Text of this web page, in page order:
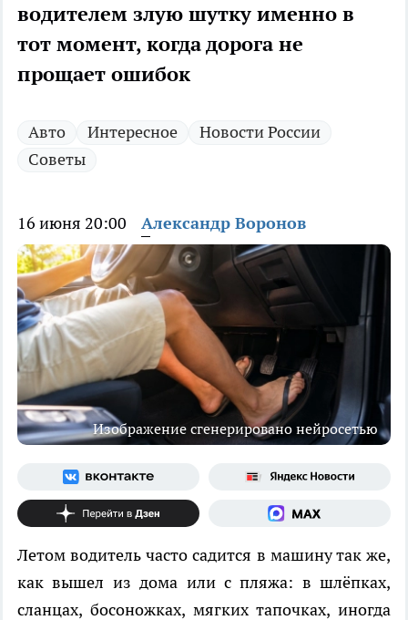
водителем злую шутку именно в
тот момент, когда дорога не
прощает ошибок
Авто Интересное
Новости России
Советы
16 июня 20:00 Александр Воронов
Изображение сгенерировано нейросетью
Летом водитель часто садится в машину так же,
как вышел из дома или с пляжа: в шлёпках,
сланцах, босоножках, мягких тапочках, иногда